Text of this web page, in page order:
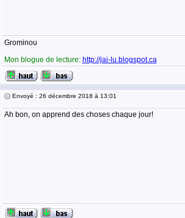
Grominou
Mon blogue de lecture: http://jai-lu.blogspot.ca
Envoyé : 26 décembre 2018 à 13:01
Ah bon, on apprend des choses chaque jour!